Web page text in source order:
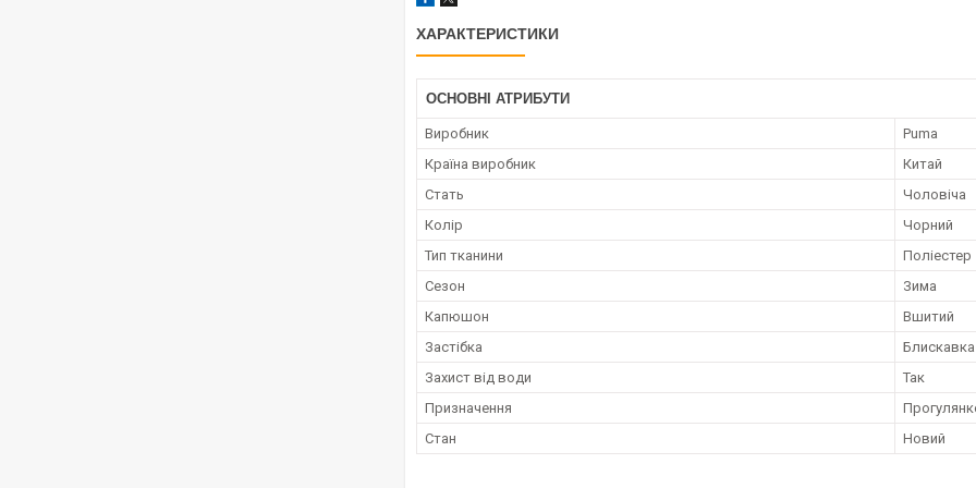
ХАРАКТЕРИСТИКИ
ОСНОВНІ АТРИБУТИ
Виробник
Puma
Країна виробник
Китай
Стать
Чоловіча
Колір
Чорний
Тип тканини
Поліестер
Сезон
Зима
Капюшон
Вшитий
Застібка
Блискавка
Захист від води
Так
Призначення
Стан
Новий